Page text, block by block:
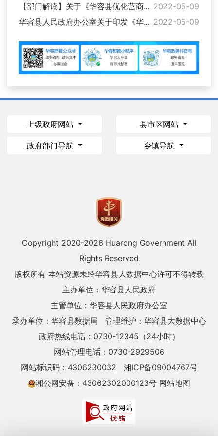
【部门解读】关于《华容县优化营商环境促进市场主体高质量发展行动方案》的解读 2022-05-09
华容县人民政府办公室关于印发《华容县优化营商环境促进市场主体高质量发展行动方案》的通知 2022-05-09
上级政府网站 县市区网站
政府部门导航 乡镇导航
Copyright 2020-2026 Huarong Government All
Rights Reserved
版权所有 本站资源未经华容县大数据中心许可不得转载
主办单位：华容县人民政府
主管单位：华容县人民政府办公室
承办单位：华容县数据局
管理维护：华容县大数据中心
政府热线电话：0730-12345（24小时）
网站管理电话：0730-2929506
网站标识码：4306230032
湘ICP备09004767号
湘公网安备：43062302000123号 网站地图